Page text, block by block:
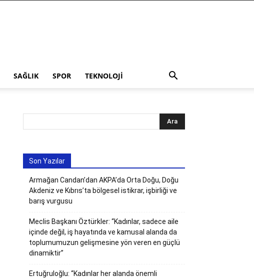
SAĞLIK SPOR TEKNOLOJI
Son Yazılar
Armağan Candan’dan AKPA’da Orta Doğu, Doğu
Akdeniz ve Kıbrıs’ta bölgesel istikrar, işbirliği ve
barış vurgusu
Meclis Başkanı Öztürkler: “Kadınlar, sadece aile
içinde değil, iş hayatında ve kamusal alanda da
toplumumuzun gelişmesine yön veren en güçlü
dinamiktir”
Ertuğruloğlu: “Kadınlar her alanda önemli